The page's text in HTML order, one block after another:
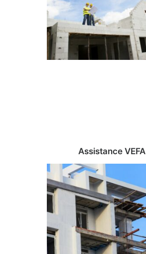
Assistance VEFA